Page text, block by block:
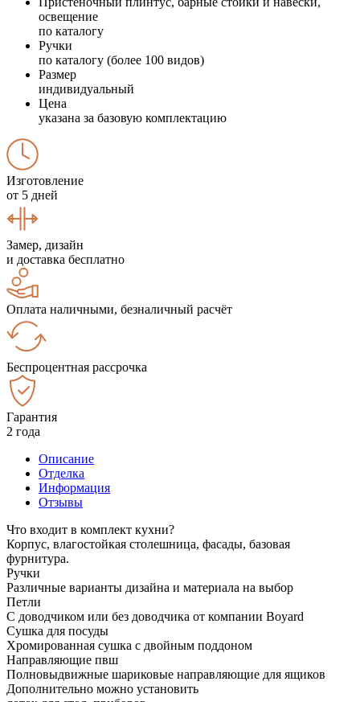
освещение
по каталогу
Ручки
по каталогу (более 100 видов)
Размер
индивидуальный
Цена
указана за базовую комплектацию
Изготовление
от 5 дней
Замер, дизайн
и доставка бесплатно
Оплата наличными, безналичный расчёт
Беспроцентная рассрочка
Гарантия
2 года
Описание
Отделка
Информация
Отзывы
Что входит в комплект кухни?
Корпус, влагостойкая столешница, фасады, базовая
фурнитура.
Ручки
Различные варианты дизайна и материала на выбор
Петли
С доводчиком или без доводчика от компании Boyard
Сушка для посуды
Хромированная сушка с двойным поддоном
Направляющие пвш
Полновыдвижные шариковые направляющие для ящиков
Дополнительно можно установить